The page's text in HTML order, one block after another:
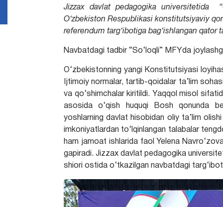
Jizzax davlat pedagogika universitetida
O‘zbekiston Respublikasi konstitutsiyaviy
referendum targ‘ibotiga bag‘ishlangan qator
Navbatdagi tadbir “So‘loqli” MFYda
O‘zbekistonning yangi Konstitutsiyasi
Ijtimoiy normalar, tartib-qoidalar ta’lim
va qo‘shimchalar kiritildi. Yaqqol misol
asosida o‘qish huquqi Bosh qonunda
yoshlarning davlat hisobidan oliy ta’lim
imkoniyatlardan to‘lqinlangan talabalar
ham jamoat ishlarida faol Yelena
gapiradi. Jizzax davlat pedagogika
shiori ostida o‘tkazilgan navbatdagi